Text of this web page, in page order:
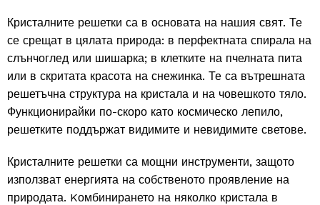
Кристалните решетки са в основата на нашия свят. Те
се срещат в цялата природа: в перфектната спирала на
слънчоглед или шишарка; в клетките на пчелната пита
или в скритата красота на снежинка. Те са вътрешната
решетъчна структура на кристала и на човешкото тяло.
Функционирайки по-скоро като космическо лепило,
решетките поддържат видимите и невидимите светове.
Кристалните решетки са мощни инструменти, защото
използват енергията на собственото проявление на
природата. Kомбинирането на няколко кристала в